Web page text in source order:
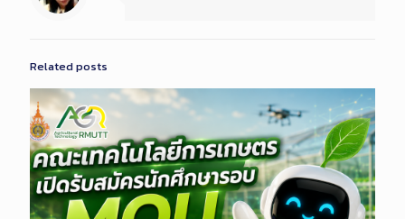
Related posts